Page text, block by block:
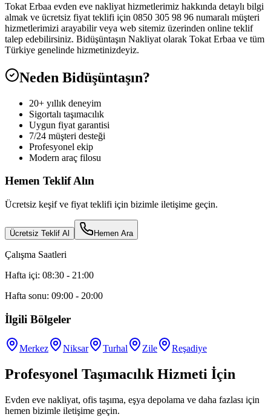
Tokat Erbaa evden eve nakliyat hizmetlerimiz hakkında detaylı bilgi
almak ve ücretsiz fiyat teklifi için 0850 305 98 96 numaralı müşteri
hizmetlerimizi arayabilir veya web sitemiz üzerinden online teklif
talep edebilirsiniz. Bidüşüntaşın Nakliyat olarak Tokat Erbaa ve tüm
Türkiye genelinde hizmetinizdeyiz.
Neden Bidüşüntaşın?
20+ yıllık deneyim
Sigortalı taşımacılık
Uygun fiyat garantisi
7/24 müşteri desteği
Profesyonel ekip
Modern araç filosu
Hemen Teklif Alın
Ücretsiz keşif ve fiyat teklifi için bizimle iletişime geçin.
Ücretsiz Teklif Al Hemen Ara
Çalışma Saatleri
Hafta içi: 08:30 - 21:00
Hafta sonu: 09:00 - 20:00
İlgili Bölgeler
Merkez Niksar Turhal Zile Reşadiye
Profesyonel Taşımacılık Hizmeti İçin
Evden eve nakliyat, ofis taşıma, eşya depolama ve daha fazlası için
hemen bizimle iletişime geçin.